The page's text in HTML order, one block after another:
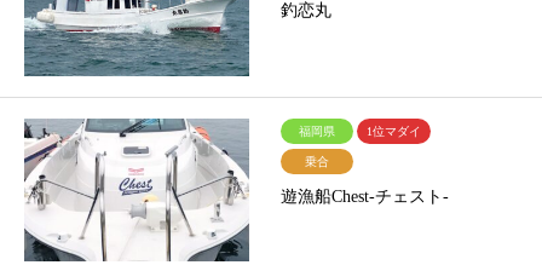
釣恋丸
福岡県 1位マダイ
乗合
遊漁船Chest-チェスト-